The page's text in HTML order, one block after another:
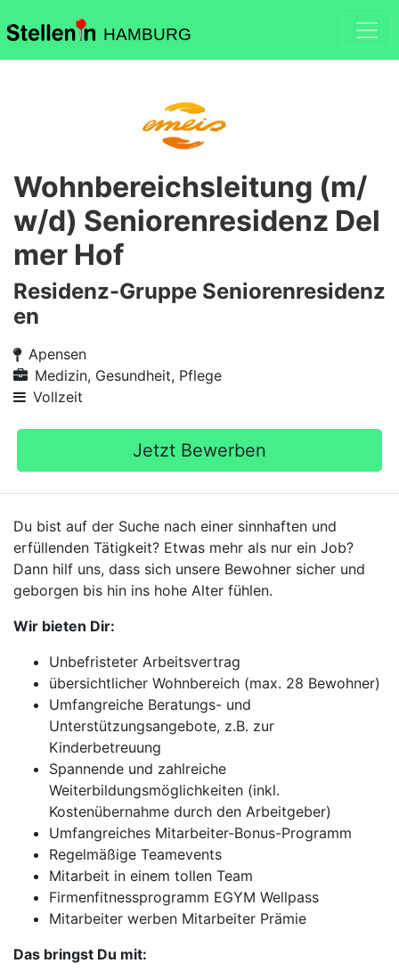
HAMBURG
Wohnbereichsleitung (m/
w/d) Seniorenresidenz Del
mer Hof
Residenz-Gruppe Seniorenresidenz
en
Apensen
Medizin, Gesundheit, Pflege
Vollzeit
Jetzt Bewerben
Du bist auf der Suche nach einer sinnhaften und
erfüllenden Tätigkeit? Etwas mehr als nur ein Job?
Dann hilf uns, dass sich unsere Bewohner sicher und
geborgen bis hin ins hohe Alter fühlen.
Wir bieten Dir:
Unbefristeter Arbeitsvertrag
übersichtlicher Wohnbereich (max. 28 Bewohner)
Umfangreiche Beratungs- und
Unterstützungsangebote, z.B. zur
Kinderbetreuung
Spannende und zahlreiche
Weiterbildungsmöglichkeiten (inkl.
Kostenübernahme durch den Arbeitgeber)
Umfangreiches Mitarbeiter-Bonus-Programm
Regelmäßige Teamevents
Mitarbeit in einem tollen Team
Firmenfitnessprogramm EGYM Wellpass
Mitarbeiter werben Mitarbeiter Prämie
Das bringst Du mit: